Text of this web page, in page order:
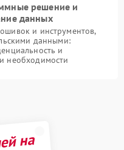
решение и
данных
и инструментов,
данными:
и
необходимости